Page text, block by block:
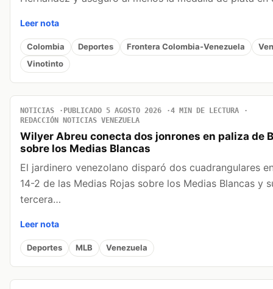
Leer nota
Colombia Deportes Frontera Colombia-Venezuela
Vinotinto
NOTICIAS PUBLICADO 5 AGOSTO 2026
4 MIN DE LECTURA
REDACCIÓN NOTICIAS VENEZUELA
Wilyer Abreu conecta dos jonrones en paliza de
sobre los Medias Blancas
El jardinero venezolano disparó dos cuadrangulares
14-2 de las Medias Rojas sobre los Medias Blancas y
tercera…
Leer nota
Deportes MLB Venezuela